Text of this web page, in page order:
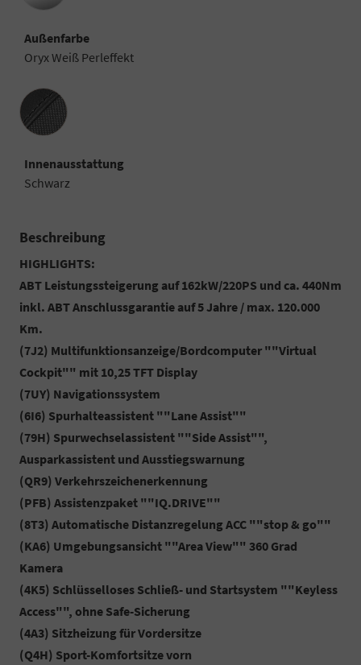
Außenfarbe
Oryx Weiß Perleffekt
Innenausstattung
Innenausstattung
Schwarz
Beschreibung
HIGHLIGHTS:
ABT Leistungssteigerung auf 162kW/220PS und ca. 440Nm
inkl. ABT Anschlussgarantie auf 5 Jahre / max. 120.000
Km.
(7J2) Multifunktionsanzeige/Bordcomputer ""Virtual
Cockpit"" mit 10,25 TFT Display
(7UY) Navigationssystem
(6I6) Spurhalteassistent ""Lane Assist""
(79H) Spurwechselassistent ""Side Assist"",
Ausparkassistent und Ausstiegswarnung
(QR9) Verkehrszeichenerkennung
(PFB) Assistenzpaket ""IQ.DRIVE""
(8T3) Automatische Distanzregelung ACC ""stop & go""
(KA6) Umgebungsansicht ""Area View"" 360 Grad
Kamera
(4K5) Schlüsselloses Schließ- und Startsystem ""Keyless
Access"", ohne Safe-Sicherung
(4A3) Sitzheizung für Vordersitze
(Q4H) Sport-Komfortsitze vorn